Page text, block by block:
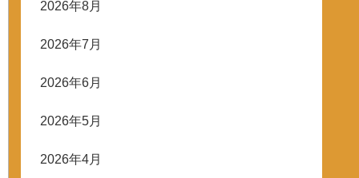
2026年8月
2026年7月
2026年6月
2026年5月
2026年4月